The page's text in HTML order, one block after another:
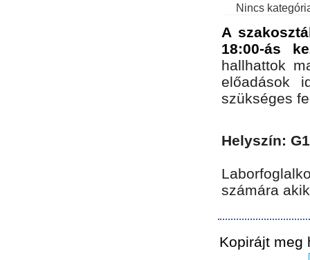
Nincs
A
18:00-ás
hallhattok
előadások
szükséges
Helyszín:
számára
Kopirájt meg